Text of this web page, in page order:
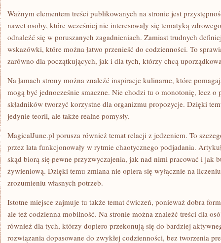
Ważnym elementem treści publikowanych na stronie jest
nawet osoby, które wcześniej nie interesowały się tematyką
odnaleźć się w poruszanych zagadnieniach. Zamiast trudnych
wskazówki, które można łatwo przenieść do codzienności. To
zarówno dla początkujących, jak i dla tych, którzy chcą
Na łamach strony można znaleźć inspiracje kulinarne, które
mogą być jednocześnie smaczne. Nie chodzi tu o monotonię, lecz o
składników tworzyć korzystne dla organizmu propozycje. Dzięki
jedynie teorii, ale także realne pomysły.
MagicalJune.pl porusza również temat relacji z jedzeniem. To
przez lata funkcjonowały w rytmie chaotycznego podjadania.
skąd biorą się pewne przyzwyczajenia, jak nad nimi pracować i jak
żywieniową. Dzięki temu zmiana nie opiera się wyłącznie na
zrozumieniu własnych potrzeb.
Istotne miejsce zajmuje tu także temat ćwiczeń, ponieważ dobra
ale też codzienna mobilność. Na stronie można znaleźć treści dla
również dla tych, którzy dopiero przekonują się do bardziej
rozwiązania dopasowane do zwykłej codzienności, bez tworzenia